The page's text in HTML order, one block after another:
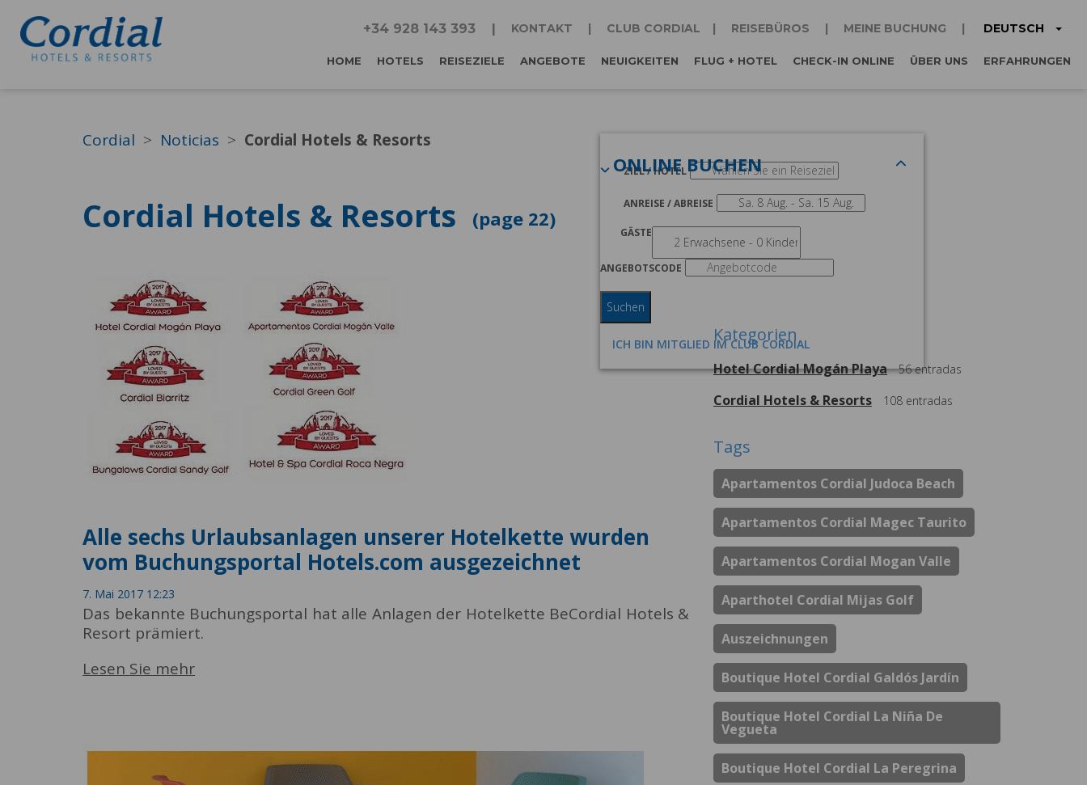
+34 928 143 393 KONTAKT CLUB CORDIAL REISEBÜROS MEINE BUCHUNG DEUTSCH
HOME HOTELS REISEZIELE ANGEBOTE NEUIGKEITEN FLUG + HOTEL CHECK-IN ONLINE ÜBER UNS ERFAHRUNGEN
ONLINE BUCHEN
ZIEL / HOTEL
ANREISE / ABREISE
GÄSTE
ANGEBOTSCODE
Suchen
ICH BIN MITGLIED IM CLUB CORDIAL
Cordial Noticias Cordial Hotels & Resorts
Cordial Hotels & Resorts 22
Alle sechs Urlaubsanlagen unserer Hotelkette wurden
vom Buchungsportal Hotels.com ausgezeichnet
7. Mai 2017 12:23
Das bekannte Buchungsportal hat alle Anlagen der Hotelkette BeCordial Hotels &
Resort prämiert.
Lesen Sie mehr
Kategorien
Hotel Cordial Mogán Playa 56 entradas
Cordial Hotels & Resorts 108 entradas
Tags
Apartamentos Cordial Judoca Beach
Apartamentos Cordial Magec Taurito
Apartamentos Cordial Mogan Valle
Aparthotel Cordial Mijas Golf
Auszeichnungen
Boutique Hotel Cordial Galdós Jardín
Boutique Hotel Cordial La Niña De
Vegueta
Boutique Hotel Cordial La Peregrina